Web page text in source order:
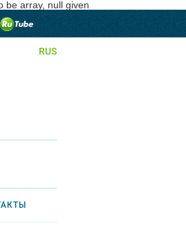
be array, null given
RUS